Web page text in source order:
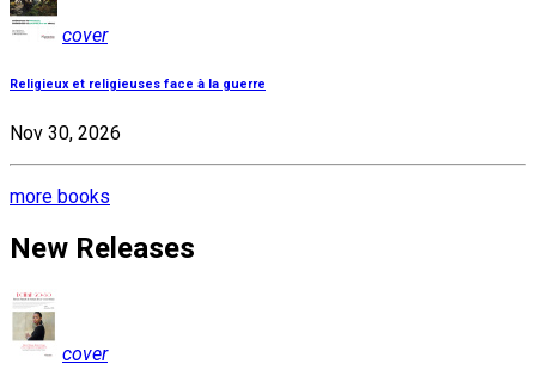
cover
Religieux et religieuses face à la guerre
Nov 30, 2026
more books
New Releases
cover